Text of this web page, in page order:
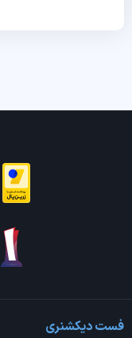
فست دیکشنری